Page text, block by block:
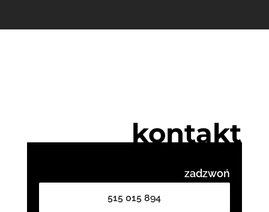
kontakt
zadzwoń
515 015 894